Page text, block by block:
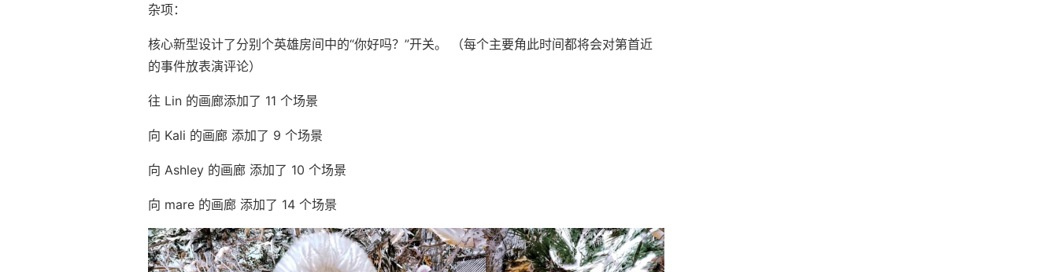
杂项：
核心新型设计了分别个英雄房间中的“你好吗？”开关。 （每个主要角此时间都将会对第首近
的事件放表演评论）
往 Lin 的画廊添加了 11 个场景
向 Kali 的画廊 添加了 9 个场景
向 Ashley 的画廊 添加了 10 个场景
向 mare 的画廊 添加了 14 个场景